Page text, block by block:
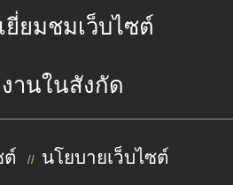
ยี่ยมชมเว็บไซต์
านในสังกัด
ต์ // นโยบายเว็บไซต์